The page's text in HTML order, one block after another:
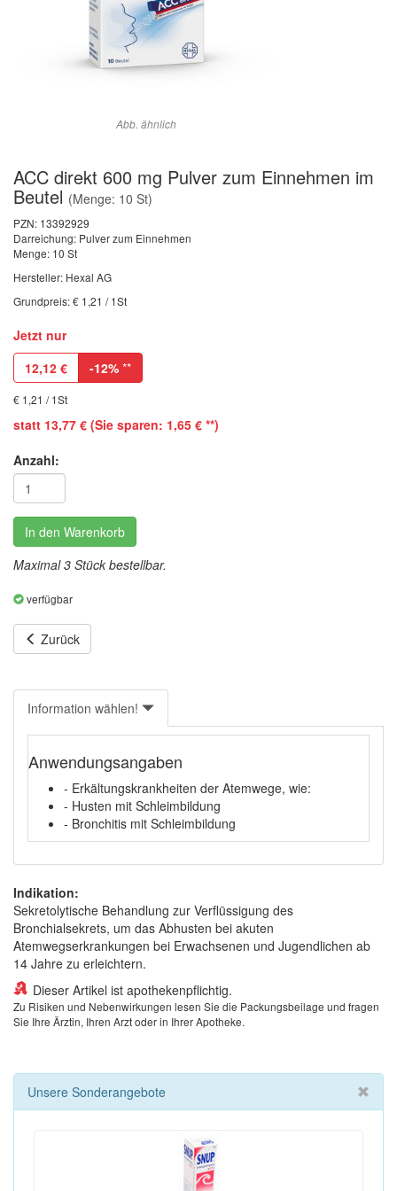
Abb. ähnlich
ACC direkt 600 mg Pulver zum Einnehmen im
Beutel (Menge: 10 St)
PZN: 13392929
Darreichung: Pulver zum Einnehmen
Menge: 10 St
Hersteller: Hexal AG
Grundpreis: € 1,21 / 1St
Jetzt nur
12,12 € -12% **
€ 1,21 / 1St
statt 13,77 € (Sie sparen: 1,65 € **)
Anzahl:
In den Warenkorb
Maximal 3 Stück bestellbar.
verfügbar
Zurück
Information wählen!
Anwendungsangaben
- Erkältungskrankheiten der Atemwege, wie:
- Husten mit Schleimbildung
- Bronchitis mit Schleimbildung
Indikation:
Sekretolytische Behandlung zur Verflüssigung des
Bronchialsekrets, um das Abhusten bei akuten
Atemwegserkrankungen bei Erwachsenen und Jugendlichen ab
14 Jahre zu erleichtern.
Dieser Artikel ist apothekenpflichtig.
Zu Risiken und Nebenwirkungen lesen Sie die Packungsbeilage und fragen
Sie Ihre Ärztin, Ihren Arzt oder in Ihrer Apotheke.
Unsere Sonderangebote